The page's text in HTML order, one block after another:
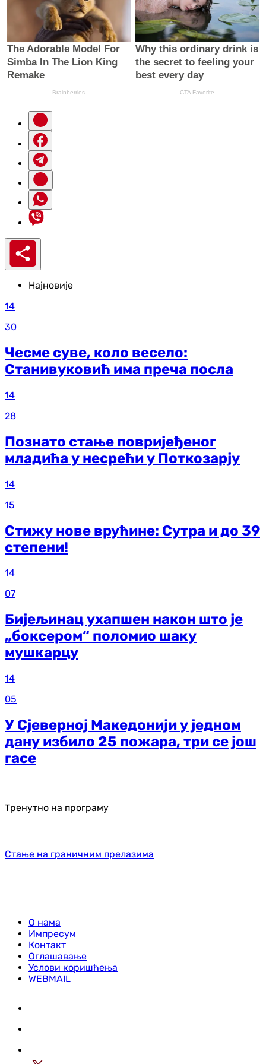
Најновије
14
30
Чесме суве, коло весело:
Станивуковић има преча посла
14
28
Познато стање повријеђеног
младића у несрећи у Поткозарју
14
15
Стижу нове врућине: Сутра и до 39
степени!
14
07
Бијељинац ухапшен након што је
„боксером“ поломио шаку
мушкарцу
14
05
У Сјеверној Македонији у једном
дану избило 25 пожара, три се још
гасе
Тренутно на програму
Стање на граничним прелазима
О нама
Импресум
Контакт
Оглашавање
Услови коришћења
WEBMAIL